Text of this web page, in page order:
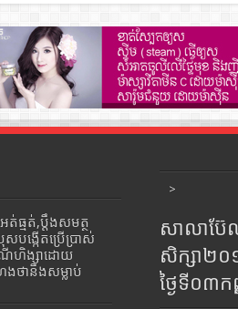
ធ្មត់,ប្ដឹងសមត្ថ
សបង្កើតប្រើប្រាស់
ណីហិង្សាដោយ
ងថានឹងសម្លាប់
>
សាលាប៊ែ
សិក្សា២
ថ្ងៃទី០៣